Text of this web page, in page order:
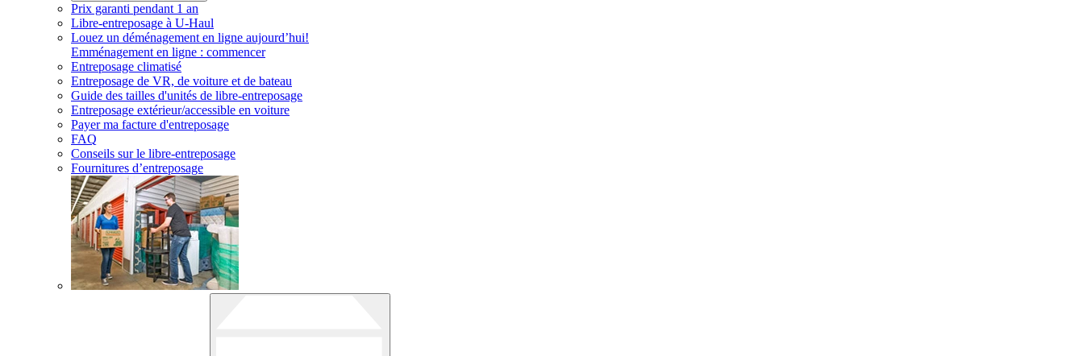
Prix garanti pendant 1 an
Libre-entreposage à U-Haul
Louez un déménagement en ligne aujourd’hui!
Emménagement en ligne : commencer
Entreposage climatisé
Entreposage de VR, de voiture et de bateau
Guide des tailles d'unités de libre-entreposage
Entreposage extérieur/accessible en voiture
Payer ma facture d'entreposage
FAQ
Conseils sur le libre-entreposage
Fournitures d’entreposage